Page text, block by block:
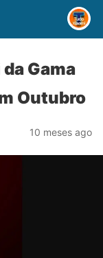
Gama
Outubro
10 meses ago